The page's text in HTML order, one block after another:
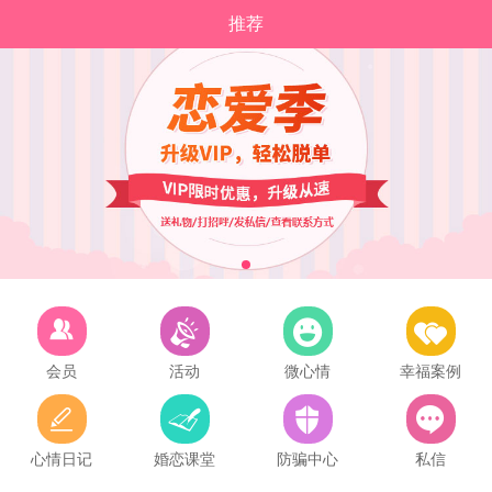
推荐
会员 活动 微心情 幸福案例
心情日记 婚恋课堂 防骗中心 私信